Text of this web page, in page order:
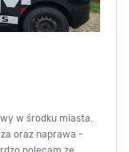
w środku miasta.
oraz naprawa -